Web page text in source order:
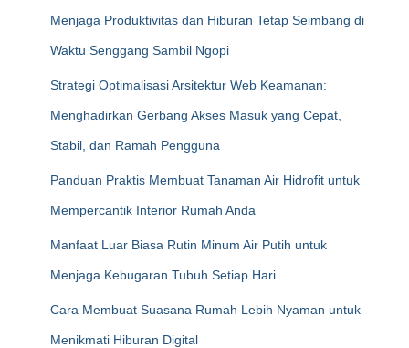
Menjaga Produktivitas dan Hiburan Tetap Seimbang di
Waktu Senggang Sambil Ngopi
Strategi Optimalisasi Arsitektur Web Keamanan:
Menghadirkan Gerbang Akses Masuk yang Cepat,
Stabil, dan Ramah Pengguna
Panduan Praktis Membuat Tanaman Air Hidrofit untuk
Mempercantik Interior Rumah Anda
Manfaat Luar Biasa Rutin Minum Air Putih untuk
Menjaga Kebugaran Tubuh Setiap Hari
Cara Membuat Suasana Rumah Lebih Nyaman untuk
Menikmati Hiburan Digital